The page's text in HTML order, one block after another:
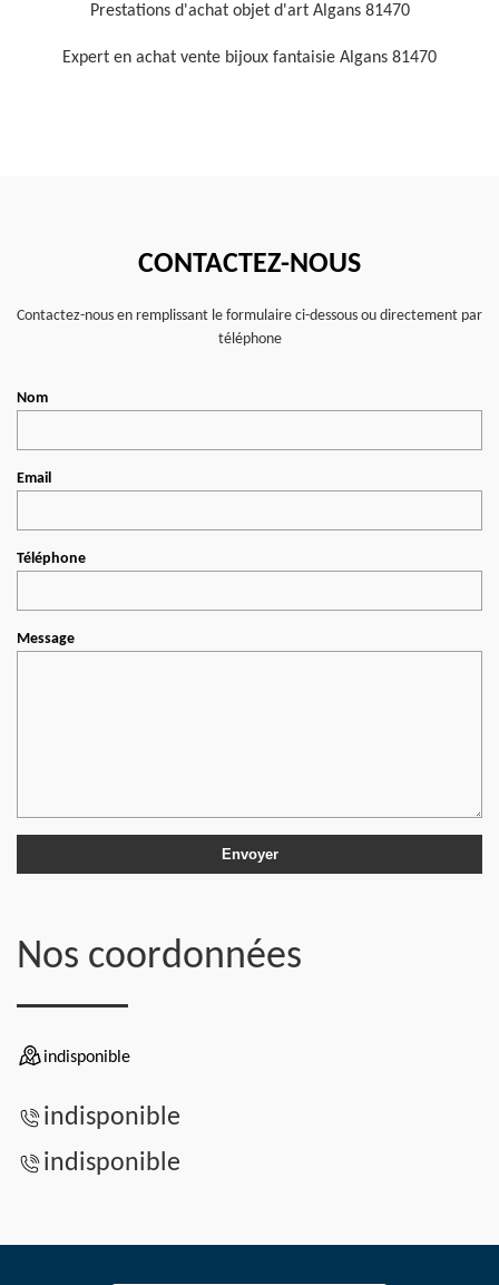
Prestations d'achat objet d'art Algans 81470
Expert en achat vente bijoux fantaisie Algans 81470
CONTACTEZ-NOUS
Contactez-nous en remplissant le formulaire ci-dessous ou directement par
téléphone
Nom
Email
Téléphone
Message
Nos coordonnées
indisponible
indisponible
indisponible